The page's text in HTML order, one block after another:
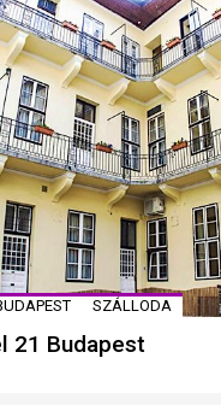
SZÁLLODA
21 Budapest